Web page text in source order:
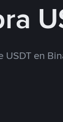
USDT en